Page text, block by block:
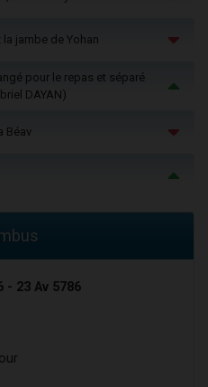
la jambe de Yohan
pour le repas et séparé
DAYAN)
Béav
- 23 Av 5786